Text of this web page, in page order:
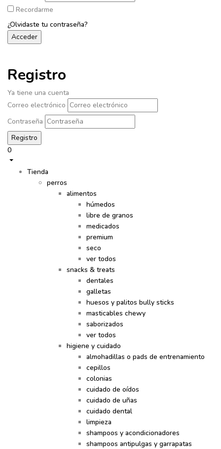
Recordarme
¿Olvidaste tu contraseña?
Registro
Ya tiene una cuenta
Correo electrónico
Contraseña
0
Tienda
perros
alimentos
húmedos
libre de granos
medicados
premium
seco
ver todos
snacks & treats
dentales
galletas
huesos y palitos bully sticks
masticables chewy
saborizados
ver todos
higiene y cuidado
almohadillas o pads de entrenamiento
cepillos
colonias
cuidado de oídos
cuidado de uñas
cuidado dental
limpieza
shampoos y acondicionadores
shampoos antipulgas y garrapatas